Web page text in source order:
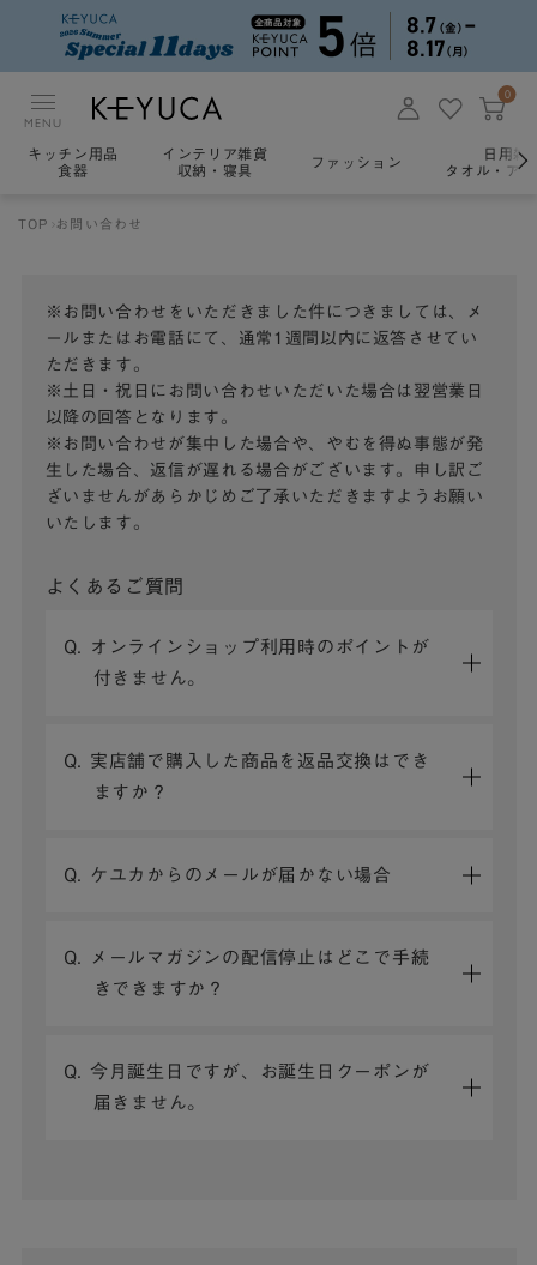
MENU
0
キッチン用品
食器
インテリア雑貨
収納・寝具
ファッション
日用雑
タオル・ア
TOP お問い合わせ
※お問い合わせをいただきました件につきましては、メ
ールまたはお電話にて、通常1週間以内に返答させてい
ただきます。
※土日・祝日にお問い合わせいただいた場合は翌営業日
以降の回答となります。
※お問い合わせが集中した場合や、やむを得ぬ事態が発
生した場合、返信が遅れる場合がございます。申し訳ご
ざいませんがあらかじめご了承いただきますようお願い
いたします。
よくあるご質問
Q. オンラインショップ利用時のポイントが
付きません。
Q. 実店舗で購入した商品を返品交換はでき
ますか？
Q. ケユカからのメールが届かない場合
Q. メールマガジンの配信停止はどこで手続
きできますか？
Q. 今月誕生日ですが、お誕生日クーポンが
届きません。